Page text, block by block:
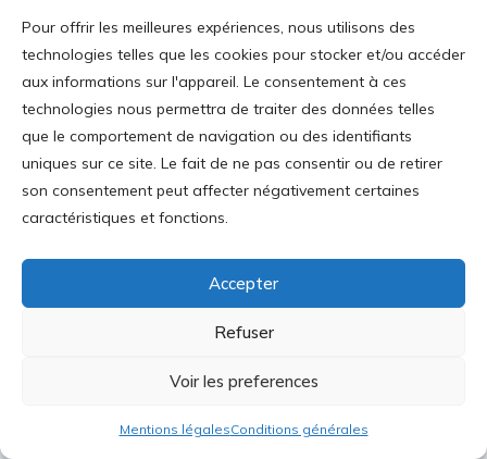
Pour offrir les meilleures expériences, nous utilisons des
technologies telles que les cookies pour stocker et/ou accéder
aux informations sur l'appareil. Le consentement à ces
technologies nous permettra de traiter des données telles
que le comportement de navigation ou des identifiants
uniques sur ce site. Le fait de ne pas consentir ou de retirer
son consentement peut affecter négativement certaines
caractéristiques et fonctions.
Accepter
Refuser
Voir les preferences
Mentions légalesConditions générales
avril 2026
mars 2026
février 2026
janvier 2026
décembre 2025
novembre 2025
août 2025